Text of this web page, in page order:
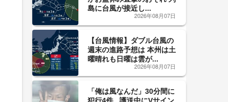
島に台風が接近し...
2026年08月07日
【台風情報】ダブル台風の
週末の進路予想は 本州は土
曜晴れも日曜は雲が...
2026年08月07日
「俺は風なんだ」30分間に